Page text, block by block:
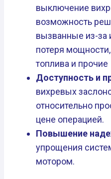
выключение
возможность
вызванные из-за
потеря
топлива и прочие
Доступность и
вихревых
относительно
цене операцией.
Повышение
упрощения
мотором.